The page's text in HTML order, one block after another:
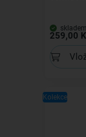
skladem
259,00
Kolekce